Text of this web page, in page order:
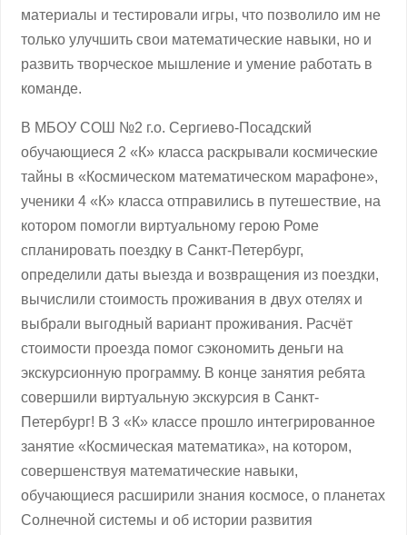
материалы и тестировали игры, что позволило им не
только улучшить свои математические навыки, но и
развить творческое мышление и умение работать в
команде.
В МБОУ СОШ №2 г.о. Сергиево-Посадский
обучающиеся 2 «К» класса раскрывали космические
тайны в «Космическом математическом марафоне»,
ученики 4 «К» класса отправились в путешествие, на
котором помогли виртуальному герою Роме
спланировать поездку в Санкт-Петербург,
определили даты выезда и возвращения из поездки,
вычислили стоимость проживания в двух отелях и
выбрали выгодный вариант проживания. Расчёт
стоимости проезда помог сэкономить деньги на
экскурсионную программу. В конце занятия ребята
совершили виртуальную экскурсия в Санкт-
Петербург! В 3 «К» классе прошло интегрированное
занятие «Космическая математика», на котором,
совершенствуя математические навыки,
обучающиеся расширили знания космосе, о планетах
Солнечной системы и об истории развития